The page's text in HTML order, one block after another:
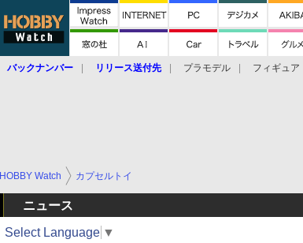
バックナンバー リリース送付先 プラモデル フィギュア
HOBBY Watch カプセルトイ
ニュース
Select Language ▼